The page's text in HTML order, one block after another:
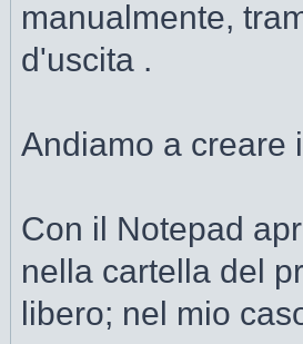
manualmente,
d'uscita .
Andiamo a creare
Con il Notepad
nella cartella del
libero; nel mio